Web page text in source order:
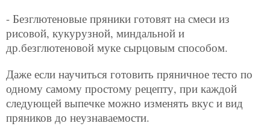
- Безглютеновые пряники готовят на смеси из
рисовой, кукурузной, миндальной и
др.безглютеновой муке сырцовым способом.
Даже если научиться готовить пряничное тесто по
одному самому простому рецепту, при каждой
следующей выпечке можно изменять вкус и вид
пряников до неузнаваемости.